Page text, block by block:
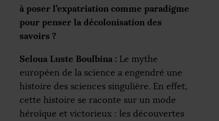
à poser l’expatriation comme paradigme
pour penser la décolonisation des
savoirs ?
Seloua Luste Boulbina : Le mythe
européen de la science a engendré une
histoire des sciences singulière. En effet,
cette histoire se raconte sur un mode
héroïque et victorieux : les découvertes